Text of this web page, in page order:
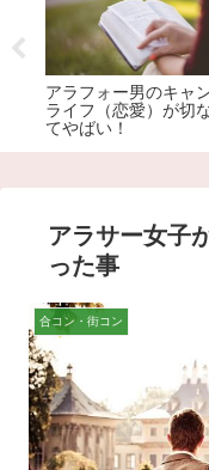
アラフォー男のキャンパス
ライフ（恋愛）が切なすぎ
てやばい！
アラサー女子
った事
合コン・街コン